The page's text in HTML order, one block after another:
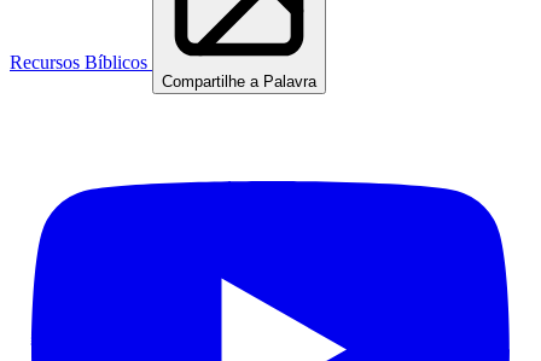
Recursos Bíblicos
Compartilhe a Palavra